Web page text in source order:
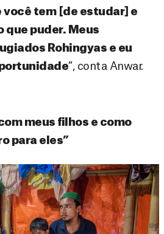
tem [de estudar] e
que puder. Meus
Rohingyas e eu
”, conta Anwar.
meus filhos e como
para eles”